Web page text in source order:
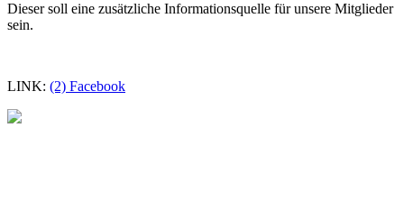
Dieser soll eine zusätzliche Informationsquelle für unsere Mitglieder
sein.
LINK: (2) Facebook